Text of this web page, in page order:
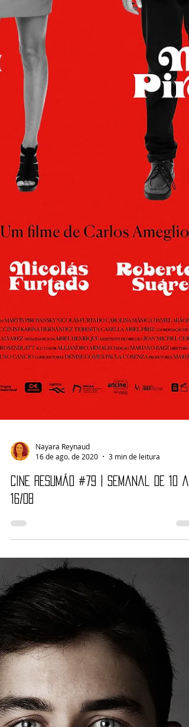
Nayara Reynaud
16 de ago. de 2020
3 min de leitura
16/08